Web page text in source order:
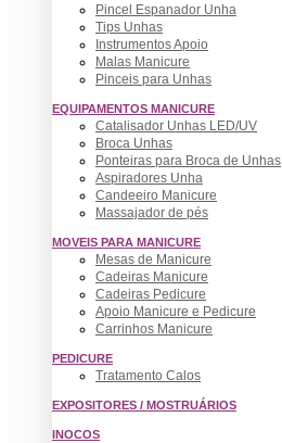
Pincel Espanador Unha
Tips Unhas
Instrumentos Apoio
Malas Manicure
Pinceis para Unhas
EQUIPAMENTOS MANICURE
Catalisador Unhas LED/UV
Broca Unhas
Ponteiras para Broca de Unhas
Aspiradores Unha
Candeeiro Manicure
Massajador de pés
MOVEIS PARA MANICURE
Mesas de Manicure
Cadeiras Manicure
Cadeiras Pedicure
Apoio Manicure e Pedicure
Carrinhos Manicure
PEDICURE
Tratamento Calos
EXPOSITORES / MOSTRUÁRIOS
INOCOS